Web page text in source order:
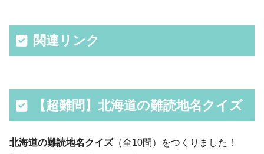
関連リンク
【超難問】北海道の難読地名クイズ
北海道の難読地名クイズ（全10問）をつくりました！